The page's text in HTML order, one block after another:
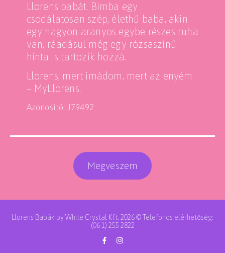
Llorens babát. Bimba egy
csodálatosan szép, élethű baba, akin
egy nagyon aranyos egybe részes ruha
van, ráadásul még egy rózsaszínű
hinta is tartozik hozzá.
Llorens, mert imádom, mert az enyém
– MyLlorens.
Azonosító: J79492
Megveszem
Llorens Babák by White Crystal Kft. 2026 © Telefonos elérhetőség:
(06 1) 255 2822